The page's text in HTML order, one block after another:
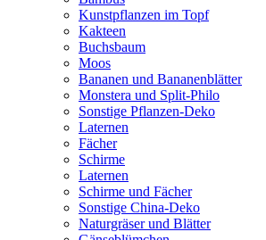
Kunstpflanzen im Topf
Kakteen
Buchsbaum
Moos
Bananen und Bananenblätter
Monstera und Split-Philo
Sonstige Pflanzen-Deko
Laternen
Fächer
Schirme
Laternen
Schirme und Fächer
Sonstige China-Deko
Naturgräser und Blätter